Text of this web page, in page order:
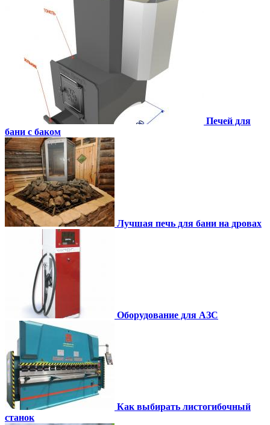
Печей для
бани с баком
Лучшая печь для бани на дровах
Оборудование для АЗС
Как выбирать листогибочный
станок